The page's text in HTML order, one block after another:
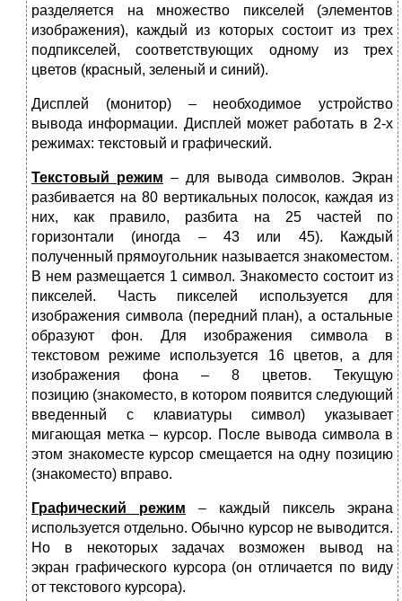
разделяется на множество пикселей (элементов
изображения), каждый из которых состоит из трех
подпикселей, соответствующих одному из трех
цветов (красный, зеленый и синий).
Дисплей (монитор) – необходимое устройство
вывода информации. Дисплей может работать в 2-х
режимах: текстовый и графический.
Текстовый режим – для вывода символов. Экран
разбивается на 80 вертикальных полосок, каждая из
них, как правило, разбита на 25 частей по
горизонтали (иногда – 43 или 45). Каждый
полученный прямоугольник называется знакоместом.
В нем размещается 1 символ. Знакоместо состоит из
пикселей. Часть пикселей используется для
изображения символа (передний план), а остальные
образуют фон. Для изображения символа в
текстовом режиме используется 16 цветов, а для
изображения фона – 8 цветов. Текущую
позицию (знакоместо, в котором появится следующий
введенный с клавиатуры символ) указывает
мигающая метка – курсор. После вывода символа в
этом знакоместе курсор смещается на одну позицию
(знакоместо) вправо.
Графический режим – каждый пиксель экрана
используется отдельно. Обычно курсор не выводится.
Но в некоторых задачах возможен вывод на
экран графического курсора (он отличается по виду
от текстового курсора).